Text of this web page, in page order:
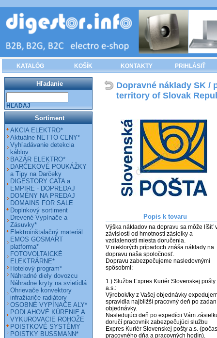
KATALÓG KOŠÍK KONTAKTY PRIHLÁSIŤ
Dopravné náklady SK /
territory of Slovak
Popis k tovaru
Výška nákladov na dopravu sa môže líšiť
závislosti od hmotnosti zásielky a
vzdialenosti miesta doručenia.
V niektorých prípadoch znáša náklady na
dopravu naša spoločnosť.
Dopravu zabezpečujeme nasledovnými
spôsobmi:
1.) Služba Expres Kuriér Slovenskej pošty
a.s.:
Výrobok/ky z Vašej objednávky
spravidla najbližší pracovný deň po
objednávky.
Nasledujúci deň po expedícii Vám
doručí pracovník zabezpečujúci službu
Expres Kuriér Slovenskej pošty a.s. (počas
pracovného dňa a pracovných hodín).
Hľadanie
HĽADAJ
Sortiment
AKCIA ELEKTRO*
Aktuálne NETTO CENY*
Vyhľadávanie detekcia
káblov
BAZÁR ELEKTRO*
DARČEKOVÉ POUKÁŽKY
a Tipy na Darčeky
DIGESTORY CATA a
EMPIRE - DOPREDAJ
DOMÉNY NA PREDAJ
DOMAINS FOR SALE
Doplnkový sortiment
Drevené Vypínače a
Zásuvky*
Elektroinštalačný materiál
EMOS GOSMART
platforma*
FOTOVOLTAICKÉ
ELEKTRÁRNE*
Hotelový program*
Náhradné diely dovozcu
Náhradne kryty na svietidlá
Ohrievače konvektory
infražiariče radiátory
OSOBNÉ VYPÍNAČE ALY*
PODLAHOVÉ KÚRENIE A
VYKUROVACIE ROHOŽE
POISTKOVÉ SYSTÉMY
POISTKY BUSSMANN*